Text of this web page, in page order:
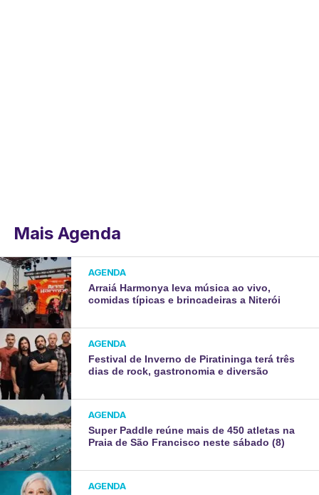
Mais Agenda
AGENDA
Arraiá Harmonya leva música ao vivo,
comidas típicas e brincadeiras a Niterói
AGENDA
Festival de Inverno de Piratininga terá três
dias de rock, gastronomia e diversão
AGENDA
Super Paddle reúne mais de 450 atletas na
Praia de São Francisco neste sábado (8)
AGENDA